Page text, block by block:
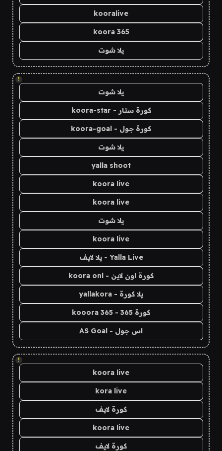
kooralive
koora 365
يلا شوت
!
يلا شوت
كورة ستار - koora-star
كورة جول - koora-goal
يلا شوت
yalla shoot
koora live
koora live
يلا شوت
koora live
Yalla Live - يلا لايف
كورة اون لاين - koora onl
يلا كورة - yallakora
كورة 365 - kooora 365
اس جول - AS Goal
!
koora live
kora live
كورة لايف
koora live
كورة لايف